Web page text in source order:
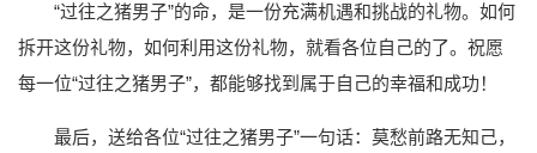
“过往之猪男子”的命，是一份充满机遇和挑战的礼物。如何
拆开这份礼物，如何利用这份礼物，就看各位自己的了。祝愿
每一位“过往之猪男子”，都能够找到属于自己的幸福和成功！
最后，送给各位“过往之猪男子”一句话：莫愁前路无知己，